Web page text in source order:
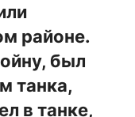
районе.
был
танка,
в танке,